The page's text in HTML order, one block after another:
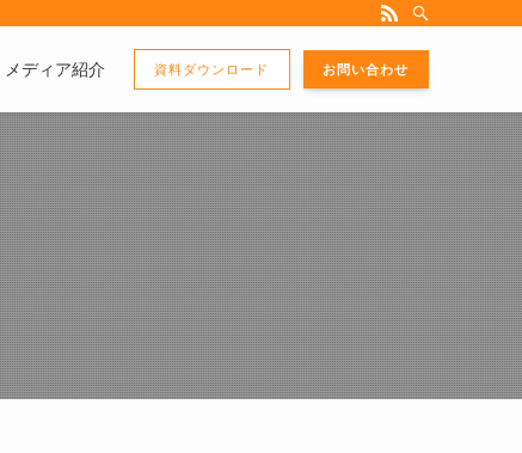
メディア紹介 資料ダウンロード お問い合わせ